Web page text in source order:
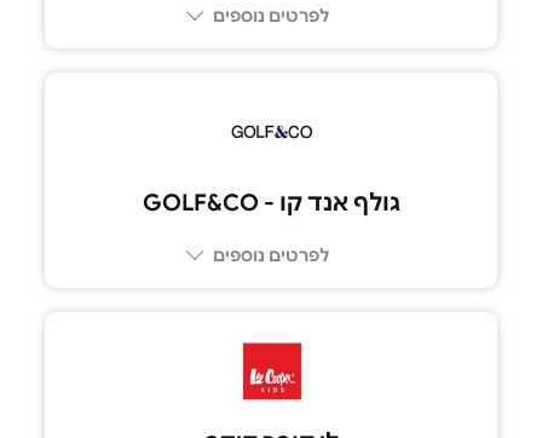
לפרטים נוספים
גולף אנד קו - GOLF&CO
לפרטים נוספים